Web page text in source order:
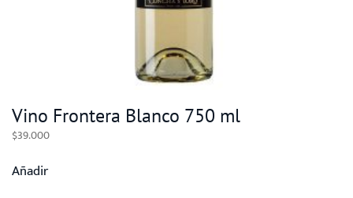
Vino Frontera Blanco 750 ml
$39.000
Añadir